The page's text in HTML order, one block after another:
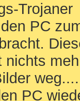
Trojaner
PC
nichts
weg....
PC